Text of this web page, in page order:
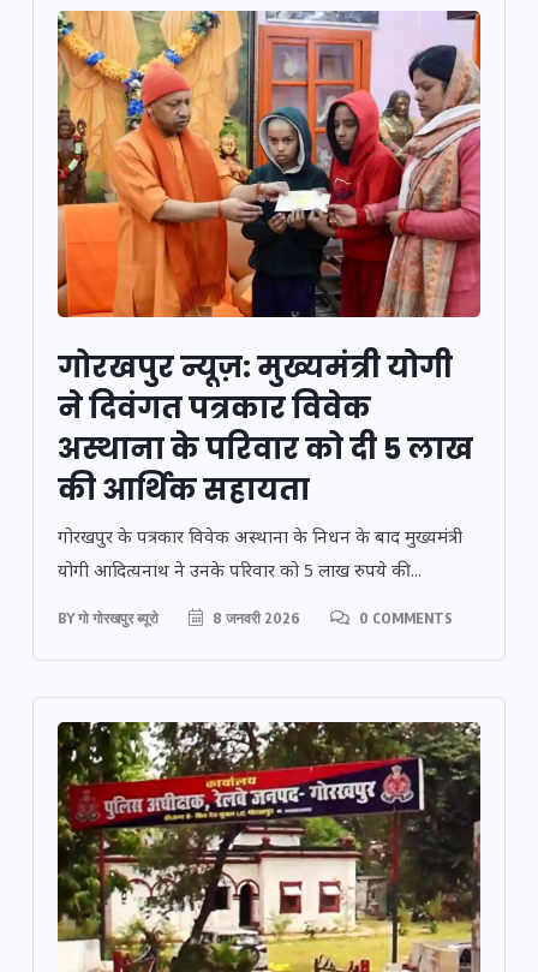
गोरखपुर न्यूज़: मुख्यमंत्री योगी
ने दिवंगत पत्रकार विवेक
अस्थाना के परिवार को दी 5 लाख
की आर्थिक सहायता
गोरखपुर के पत्रकार विवेक अस्थाना के निधन के बाद मुख्यमंत्री
योगी आदित्यनाथ ने उनके परिवार को 5 लाख रुपये की...
BYगो गोरखपुर ब्यूरो 8 जनवरी 2026 0 COMMENTS